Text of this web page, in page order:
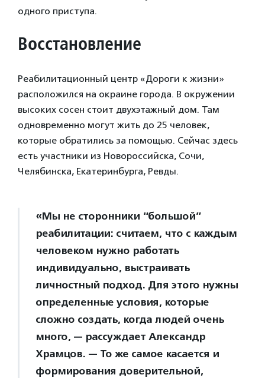
одного приступа.
Восстановление
Реабилитационный центр «Дороги к жизни»
расположился на окраине города. В окружении
высоких сосен стоит двухэтажный дом. Там
одновременно могут жить до 25 человек,
которые обратились за помощью. Сейчас здесь
есть участники из Новороссийска, Сочи,
Челябинска, Екатеринбурга, Ревды.
«Мы не сторонники “большой”
реабилитации: считаем, что с каждым
человеком нужно работать
индивидуально, выстраивать
личностный подход. Для этого нужны
определенные условия, которые
сложно создать, когда людей очень
много, — рассуждает Александр
Храмцов. — То же самое касается и
формирования доверительной,